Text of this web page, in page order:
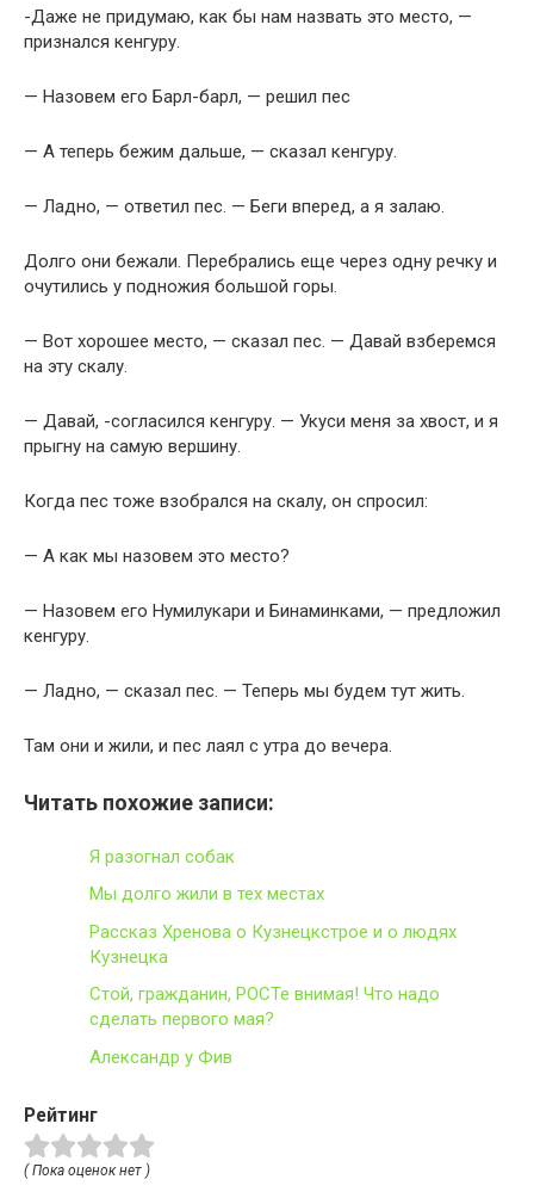
-Даже не придумаю, как бы нам назвать это место, —
признался кенгуру.
— Назовем его Барл-барл, — решил пес
— А теперь бежим дальше, — сказал кенгуру.
— Ладно, — ответил пес. — Беги вперед, а я залаю.
Долго они бежали. Перебрались еще через одну речку и
очутились у подножия большой горы.
— Вот хорошее место, — сказал пес. — Давай взберемся
на эту скалу.
— Давай, -согласился кенгуру. — Укуси меня за хвост, и я
прыгну на самую вершину.
Когда пес тоже взобрался на скалу, он спросил:
— А как мы назовем это место?
— Назовем его Нумилукари и Бинаминками, — предложил
кенгуру.
— Ладно, — сказал пес. — Теперь мы будем тут жить.
Там они и жили, и пес лаял с утра до вечера.
Читать похожие записи:
Я разогнал собак
Мы долго жили в тех местах
Рассказ Хренова о Кузнецкстрое и о людях
Кузнецка
Стой, гражданин, РОСТе внимая! Что надо
сделать первого мая?
Александр у Фив
Рейтинг
( Пока оценок нет )